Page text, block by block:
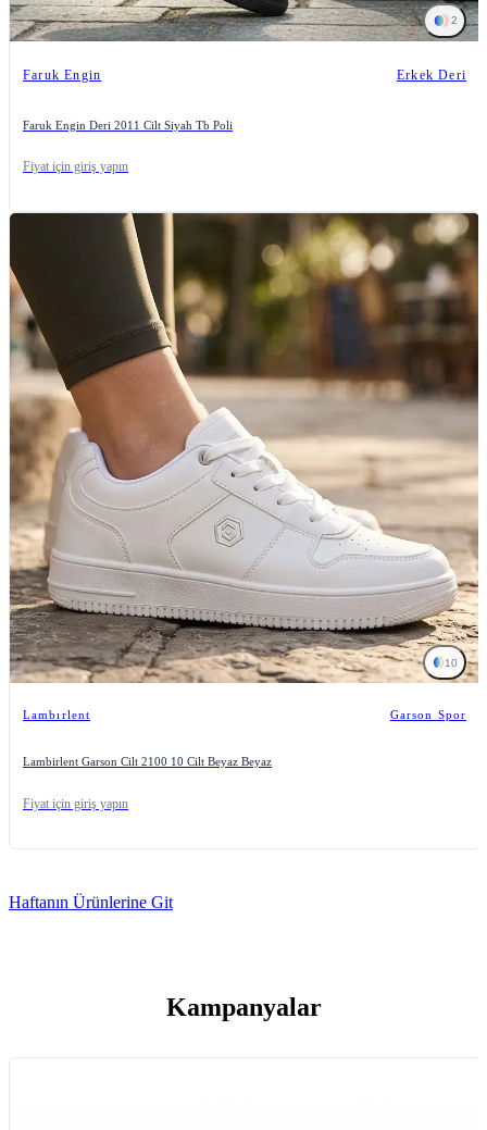
2
Faruk Engin Erkek Deri
Faruk Engin Deri 2011 Cilt Siyah Tb Poli
Fiyat için giriş yapın
10
Lambırlent Garson Spor
Lambirlent Garson Cilt 2100 10 Cilt Beyaz Beyaz
Fiyat için giriş yapın
Haftanın Ürünlerine Git
Kampanyalar